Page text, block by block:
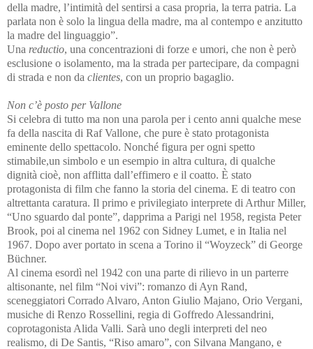
della madre, l’intimità del sentirsi a casa propria, la terra patria. La
parlata non è solo la lingua della madre, ma al contempo e anzitutto
la madre del linguaggio”.
Una reductio, una concentrazioni di forze e umori, che non è però
esclusione o isolamento, ma la strada per partecipare, da compagni
di strada e non da clientes, con un proprio bagaglio.
Non c’è posto per Vallone
Si celebra di tutto ma non una parola per i cento anni qualche mese
fa della nascita di Raf Vallone, che pure è stato protagonista
eminente dello spettacolo. Nonché figura per ogni spetto
stimabile,un simbolo e un esempio in altra cultura, di qualche
dignità cioè, non afflitta dall’effimero e il coatto. È stato
protagonista di film che fanno la storia del cinema. E di teatro con
altrettanta caratura. Il primo e privilegiato interprete di Arthur Miller,
“Uno sguardo dal ponte”, dapprima a Parigi nel 1958, regista Peter
Brook, poi al cinema nel 1962 con Sidney Lumet, e in Italia nel
1967. Dopo aver portato in scena a Torino il “Woyzeck” di George
Büchner.
Al cinema esordì nel 1942 con una parte di rilievo in un parterre
altisonante, nel film “Noi vivi”: romanzo di Ayn Rand,
sceneggiatori Corrado Alvaro, Anton Giulio Majano, Orio Vergani,
musiche di Renzo Rossellini, regia di Goffredo Alessandrini,
coprotagonista Alida Valli. Sarà uno degli interpreti del neo
realismo, di De Santis, “Riso amaro”, con Silvana Mangano, e